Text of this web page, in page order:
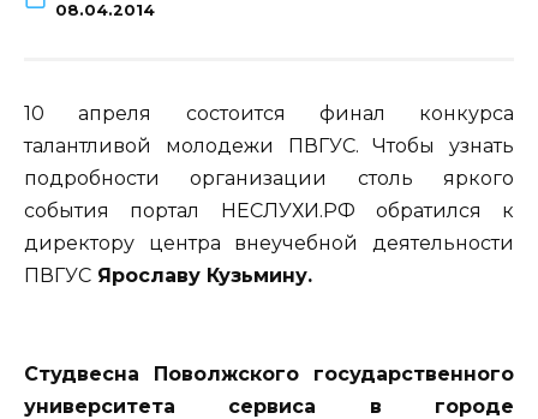
08.04.2014
10 апреля состоится финал конкурса
талантливой молодежи ПВГУС. Чтобы узнать
подробности организации столь яркого
события портал НЕСЛУХИ.РФ обратился к
директору центра внеучебной деятельности
ПВГУС Ярославу Кузьмину.
Студвесна Поволжского государственного
университета сервиса в городе